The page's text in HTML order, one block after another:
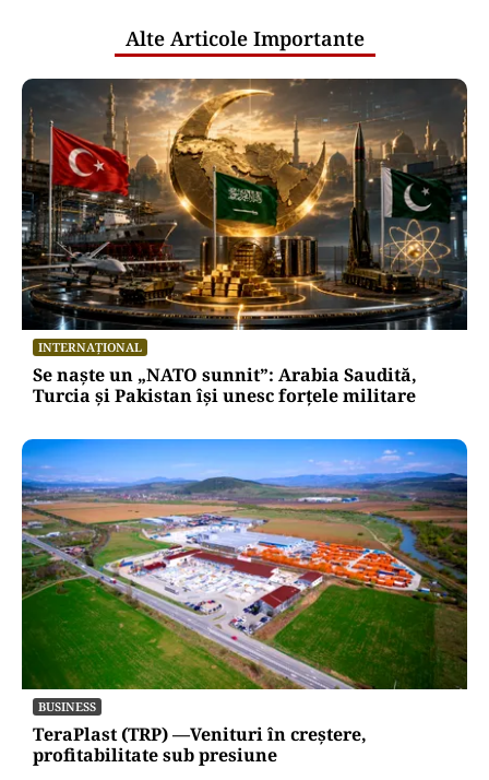
Alte Articole Importante
INTERNAȚIONAL
Se naște un „NATO sunnit”: Arabia Saudită,
Turcia și Pakistan își unesc forțele militare
BUSINESS
TeraPlast (TRP) —Venituri în creștere,
profitabilitate sub presiune